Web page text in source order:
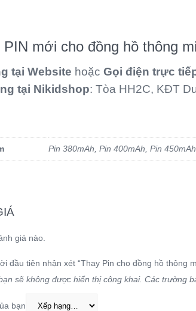
PIN mới cho đồng hồ thông
tại Website hoặc Gọi điện trực
tại Nikidshop: Tòa HH2C, KĐT
Pin 380mAh, Pin 400mAh, Pin
giá nào.
đầu tiên nhận xét “Thay Pin cho đồng hồ thông
sẽ không được hiển thị công khai. Các trường
bạn